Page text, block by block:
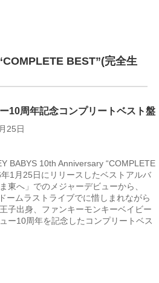
BEST”(完全生
10周年記念コンプリートベスト盤
25日
BABYS 10th Anniversary “COMPLETE
1月25日にリリースしたベストアルバ
東へ」でのメジャーデビューから、
ームラストライブでに惜しまれながら
子出身、ファンキーモンキーベイビー
ー10周年を記念したコンプリートベス